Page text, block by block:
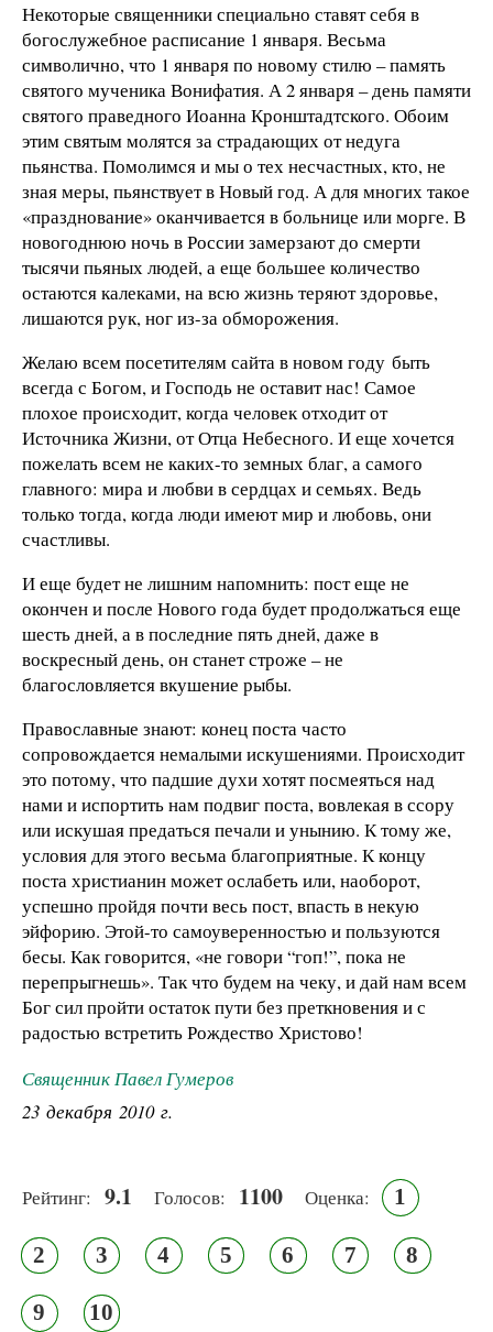
Некоторые священники специально ставят себя в
богослужебное расписание 1 января. Весьма
символично, что 1 января по новому стилю – память
святого мученика Вонифатия. А 2 января – день памяти
святого праведного Иоанна Кронштадтского. Обоим
этим святым молятся за страдающих от недуга
пьянства. Помолимся и мы о тех несчастных, кто, не
зная меры, пьянствует в Новый год. А для многих такое
«празднование» оканчивается в больнице или морге. В
новогоднюю ночь в России замерзают до смерти
тысячи пьяных людей, а еще большее количество
остаются калеками, на всю жизнь теряют здоровье,
лишаются рук, ног из-за обморожения.
Желаю всем посетителям сайта в новом году быть
всегда с Богом, и Господь не оставит нас! Самое
плохое происходит, когда человек отходит от
Источника Жизни, от Отца Небесного. И еще хочется
пожелать всем не каких-то земных благ, а самого
главного: мира и любви в сердцах и семьях. Ведь
только тогда, когда люди имеют мир и любовь, они
счастливы.
И еще будет не лишним напомнить: пост еще не
окончен и после Нового года будет продолжаться еще
шесть дней, а в последние пять дней, даже в
воскресный день, он станет строже – не
благословляется вкушение рыбы.
Православные знают: конец поста часто
сопровождается немалыми искушениями. Происходит
это потому, что падшие духи хотят посмеяться над
нами и испортить нам подвиг поста, вовлекая в ссору
или искушая предаться печали и унынию. К тому же,
условия для этого весьма благоприятные. К концу
поста христианин может ослабеть или, наоборот,
успешно пройдя почти весь пост, впасть в некую
эйфорию. Этой-то самоуверенностью и пользуются
бесы. Как говорится, «не говори “гоп!”, пока не
перепрыгнешь». Так что будем на чеку, и дай нам всем
Бог сил пройти остаток пути без преткновения и с
радостью встретить Рождество Христово!
Священник Павел Гумеров
23 декабря 2010 г.
Рейтинг: 9.1 Голосов: 1100 Оценка: 1
2 3 4 5 6 7 8
9 10